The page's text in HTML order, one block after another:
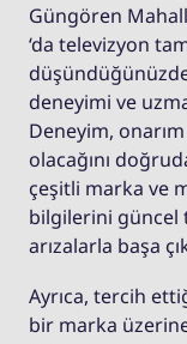
Güngören
‘da televizyon
deneyimi ve
Deneyim,
olacağını
çeşitli marka ve
bilgilerini güncel
arızalarla başa
Ayrıca, tercih
bir marka